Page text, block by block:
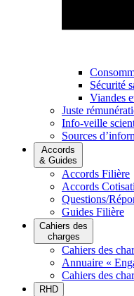
Sécurité
Viandes
Juste
Info-veille
Sources
Accords
& Guides
Accords Filière
Accords
Questions/
Guides Filière
Cahiers des
charges
Cahiers des
Annuaire «
Cahiers des
RHD